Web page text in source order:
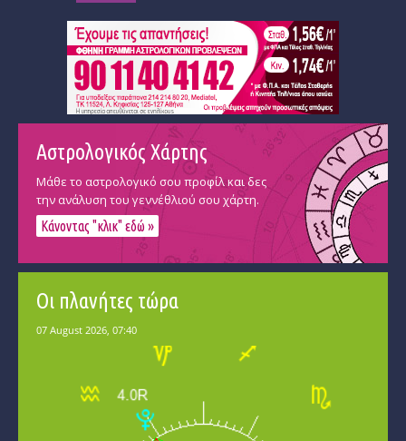
Αστρολογικός Χάρτης
Μάθε το αστρολογικό σου προφίλ και δες
την ανάλυση του γεννέθλιού σου χάρτη.
Κάνοντας "κλικ" εδώ »
Οι πλανήτες τώρα